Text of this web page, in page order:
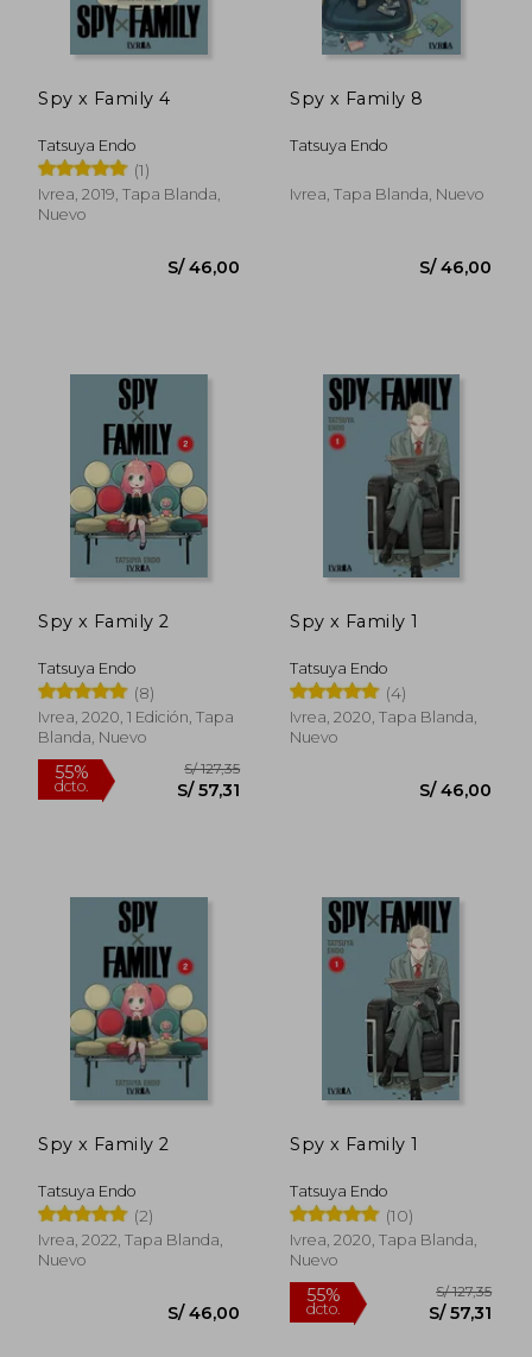
Spy x Family 4
Tatsuya Endo
(1)
Ivrea, 2019, Tapa Blanda,
Nuevo
S/ 46,00
Spy x Family 8
Tatsuya Endo
Ivrea, Tapa Blanda, Nuevo
Spy x Family 2
Tatsuya Endo
(8)
Ivrea, 2020, 1 Edición, Tapa
Blanda, Nuevo
55%
dcto.
S/ 127,35
Spy x Family 1
Tatsuya Endo
(4)
Ivrea, 2020, Tapa Blanda,
Nuevo
Spy x Family 2
Tatsuya Endo
(2)
Ivrea, 2022, Tapa Blanda,
Nuevo
Spy x Family 1
Tatsuya Endo
(10)
Ivrea, 2020, Tapa Blanda,
Nuevo